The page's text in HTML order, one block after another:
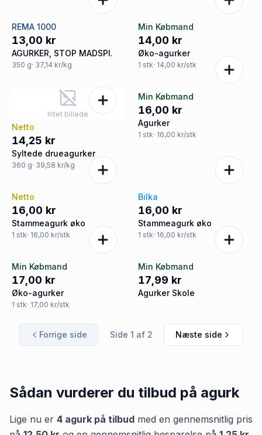
REMA 1000
13,00 kr
AGURKER, STOP MADSPI.
350 g· 37,14 kr/kg
Min Købmand
14,00 kr
Øko-agurker
1 stk· 14,00 kr/stk
Intet billede
Netto
14,25 kr
Syltede drueagurker
360 g· 39,58 kr/kg
Min Købmand
16,00 kr
Agurker
1 stk· 16,00 kr/stk
Netto
16,00 kr
Stammeagurk øko
1 stk· 16,00 kr/stk
Bilka
16,00 kr
Stammeagurk øko
1 stk· 16,00 kr/stk
Min Købmand
17,00 kr
Øko-agurker
1 stk· 17,00 kr/stk
Min Købmand
17,99 kr
Agurker Skole
Forrige side Side 1 af 2 Næste side
Sådan vurderer du tilbud på agurk
Lige nu er 4 agurk på tilbud med en gennemsnitlig pris